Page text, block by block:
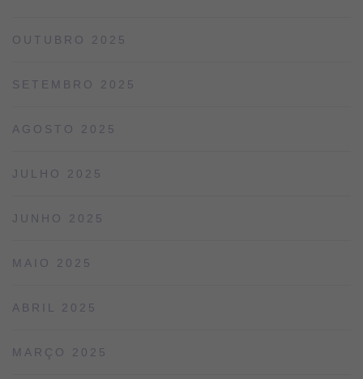
OUTUBRO 2025
SETEMBRO 2025
AGOSTO 2025
JULHO 2025
JUNHO 2025
MAIO 2025
ABRIL 2025
MARÇO 2025